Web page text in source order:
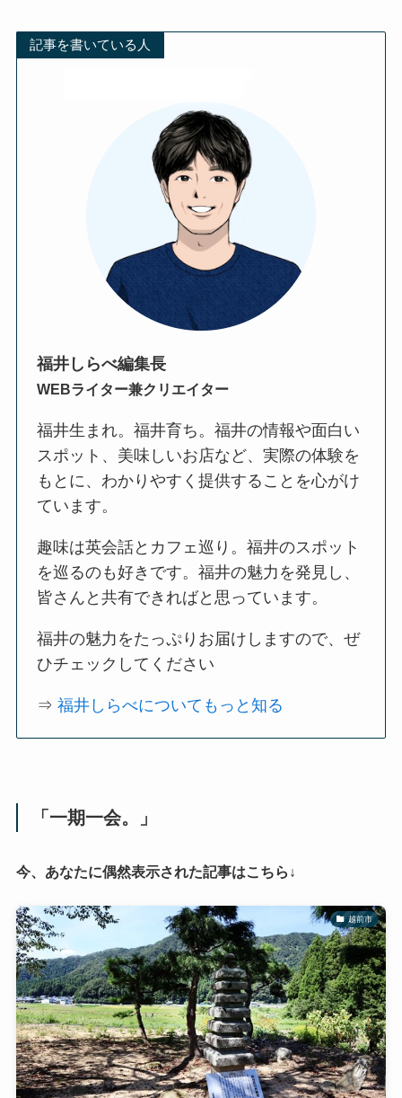
記事を書いている人
福井しらべ編集長
WEBライター兼クリエイター
福井生まれ。福井育ち。福井の情報や面白い
スポット、美味しいお店など、実際の体験を
もとに、わかりやすく提供することを心がけ
ています。
趣味は英会話とカフェ巡り。福井のスポット
を巡るのも好きです。福井の魅力を発見し、
皆さんと共有できればと思っています。
福井の魅力をたっぷりお届けしますので、ぜ
ひチェックしてください
⇒福井しらべについてもっと知る
「一期一会。」
今、あなたに偶然表示された記事はこちら↓
越前市